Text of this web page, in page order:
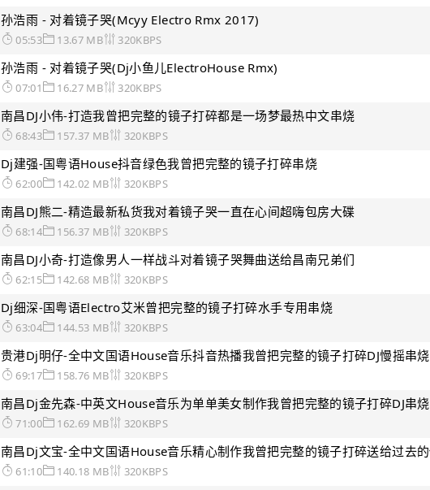
孙浩雨 - 对着镜子哭(Mcyy Electro Rmx 2017)
05:53 13.67 MB 320KBPS
孙浩雨 - 对着镜子哭(Dj小鱼儿ElectroHouse Rmx)
07:01 16.27 MB 320KBPS
南昌DJ小伟-打造我曾把完整的镜子打碎都是一场梦最热中文串烧
68:43 157.37 MB 320KBPS
Dj建强-国粤语House抖音绿色我曾把完整的镜子打碎串烧
62:00 142.02 MB 320KBPS
南昌DJ熊二-精造最新私货我对着镜子哭一直在心间超嗨包房大碟
68:14 156.37 MB 320KBPS
南昌DJ小奇-打造像男人一样战斗对着镜子哭舞曲送给昌南兄弟们
62:15 142.68 MB 320KBPS
Dj细深-国粤语Electro艾米曾把完整的镜子打碎水手专用串烧
63:04 144.53 MB 320KBPS
贵港Dj明仔-全中文国语House音乐抖音热播我曾把完整的镜子打碎DJ慢摇串烧
69:17 158.76 MB 320KBPS
南昌Dj金先森-中英文House音乐为单单美女制作我曾把完整的镜子打碎DJ串烧
71:00 162.69 MB 320KBPS
61:10 140.18 MB 320KBPS